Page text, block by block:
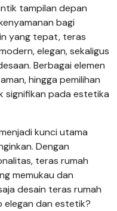
tampilan depan
bagi
yang tepat, teras
elegan, sekaligus
Berbagai elemen
hingga pemilihan
signifikan pada estetika
kunci utama
Dengan
teras rumah
memukau dan
desain teras rumah
dan estetik?